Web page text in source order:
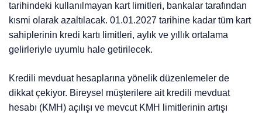
tarihindeki kullanılmayan kart limitleri, bankalar tarafından
kısmi olarak azaltılacak. 01.01.2027 tarihine kadar tüm kart
sahiplerinin kredi kartı limitleri, aylık ve yıllık ortalama
gelirleriyle uyumlu hale getirilecek.
Kredili mevduat hesaplarına yönelik düzenlemeler de
dikkat çekiyor. Bireysel müşterilere ait kredili mevduat
hesabı (KMH) açılışı ve mevcut KMH limitlerinin artışı